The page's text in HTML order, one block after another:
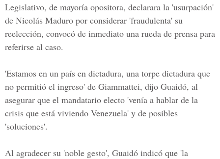
Legislativo, de mayoría opositora, declarara la 'usurpación'
de Nicolás Maduro por considerar 'fraudulenta' su
reelección, convocó de inmediato una rueda de prensa para
referirse al caso.
'Estamos en un país en dictadura, una torpe dictadura que
no permitió el ingreso' de Giammattei, dijo Guaidó, al
asegurar que el mandatario electo 'venía a hablar de la
crisis que está viviendo Venezuela' y de posibles
'soluciones'.
Al agradecer su 'noble gesto', Guaidó indicó que 'la